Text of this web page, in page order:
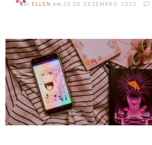
por ELLEN em 25 DE DEZEMBRO, 2025